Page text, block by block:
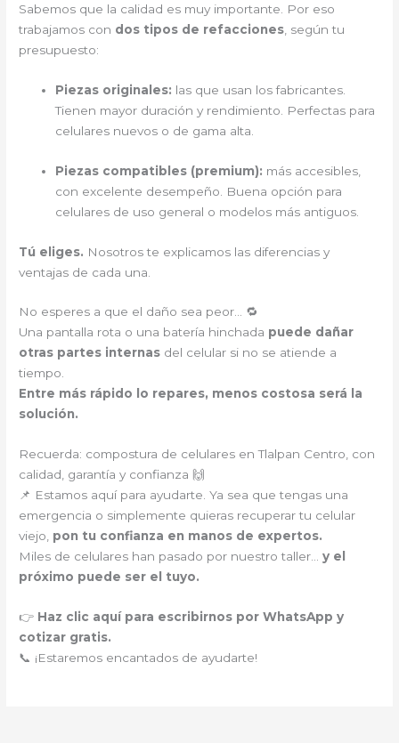
Sabemos que la calidad es muy importante. Por eso
trabajamos con dos tipos de refacciones , según tu
presupuesto:
Piezas originales: las que usan los fabricantes.
Tienen mayor duración y rendimiento. Perfectas para
celulares nuevos o de gama alta.
Piezas compatibles (premium): más accesibles,
con excelente desempeño. Buena opción para
celulares de uso general o modelos más antiguos.
Tú eliges. Nosotros te explicamos las diferencias y
ventajas de cada una.
No esperes a que el daño sea peor… 🔁
Una pantalla rota o una batería hinchada puede dañar
otras partes internas del celular si no se atiende a
tiempo.
Entre más rápido lo repares, menos costosa será la
solución.
Recuerda: compostura de celulares en Tlalpan Centro, con
calidad, garantía y confianza 🙌
📌 Estamos aquí para ayudarte. Ya sea que tengas una
emergencia o simplemente quieras recuperar tu celular
viejo, pon tu confianza en manos de expertos.
Miles de celulares han pasado por nuestro taller…y el
próximo puede ser el tuyo.
👉 Haz clic aquí para escribirnos por WhatsApp y
cotizar gratis.
📞 ¡Estaremos encantados de ayudarte!